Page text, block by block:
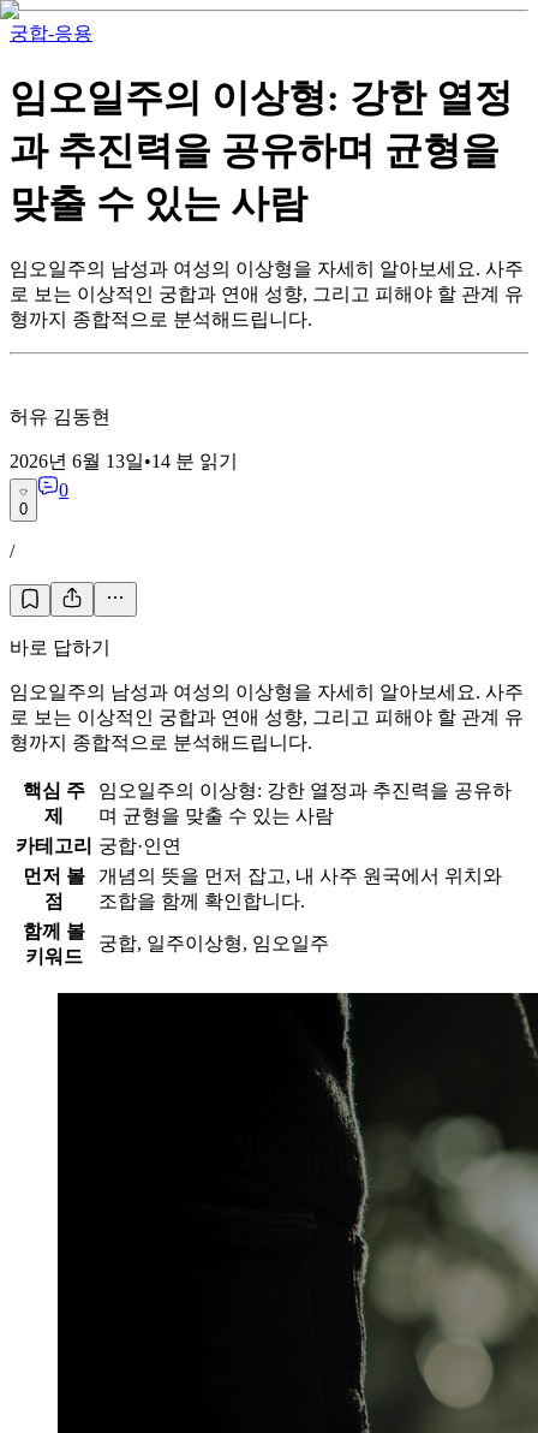
궁합-응용
임오일주의 이상형: 강한 열정
과 추진력을 공유하며 균형을
맞출 수 있는 사람
임오일주의 남성과 여성의 이상형을 자세히 알아보세요. 사주
로 보는 이상적인 궁합과 연애 성향, 그리고 피해야 할 관계 유
형까지 종합적으로 분석해드립니다.
허유 김동현
2026년 6월 13일•14 분 읽기
0
0
/
바로 답하기
임오일주의 남성과 여성의 이상형을 자세히 알아보세요. 사주
로 보는 이상적인 궁합과 연애 성향, 그리고 피해야 할 관계 유
형까지 종합적으로 분석해드립니다.
핵심 주
제
임오일주의 이상형: 강한 열정과 추진력을 공유하
며 균형을 맞출 수 있는 사람
카테고리 궁합·인연
먼저 볼
점
개념의 뜻을 먼저 잡고, 내 사주 원국에서 위치와
조합을 함께 확인합니다.
함께 볼
키워드
궁합, 일주이상형, 임오일주